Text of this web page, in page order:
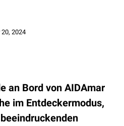
2024
an Bord von AIDAmar
im Entdeckermodus,